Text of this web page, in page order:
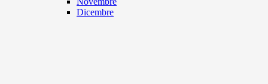
Dicembre